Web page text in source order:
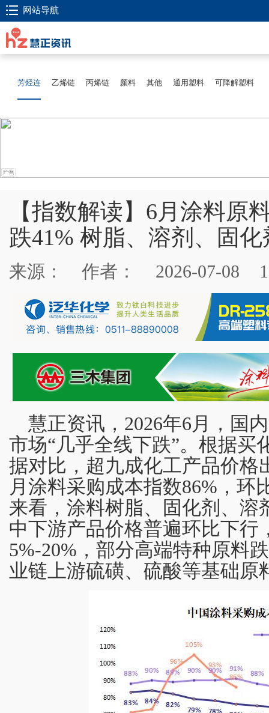
网站导航
芳烃连 乙烯链 丙烯链 颜料 其他 通用塑料 可降解塑料
【指数解读】6月涂料原
跌41% 树脂、溶剂、固
来源： 作者： 2026-07-08
慧正资讯，2026年6月，国
市场“几乎全线下跌”。根据买
据对比，超九成化工产品价格
月涂料采购成本指数86%，环
来看，涂料树脂、固化剂、溶
中下游产品价格普遍环比下行
5%-20%，部分高端特种原料
业链上游硫磺、硫酸等基础原